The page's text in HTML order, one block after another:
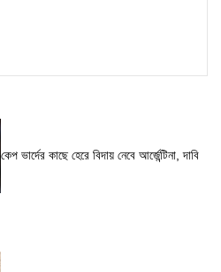
কেপ ভার্দের কাছে হেরে বিদায় নেবে আর্জেন্টিনা, দাবি